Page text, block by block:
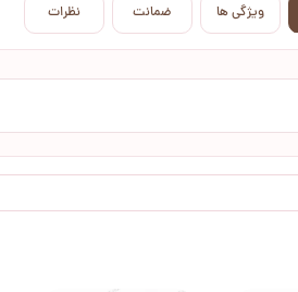
ویژگی ها ضمانت نظرات